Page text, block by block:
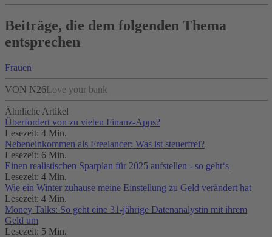
Beiträge, die dem folgenden Thema
entsprechen
Frauen
VON N26Love your bank
Ähnliche Artikel
Überfordert von zu vielen Finanz-Apps?
Lesezeit: 4 Min.
Nebeneinkommen als Freelancer: Was ist steuerfrei?
Lesezeit: 6 Min.
Einen realistischen Sparplan für 2025 aufstellen - so geht‘s
Lesezeit: 4 Min.
Wie ein Winter zuhause meine Einstellung zu Geld verändert hat
Lesezeit: 4 Min.
Money Talks: So geht eine 31-jährige Datenanalystin mit ihrem
Geld um
Lesezeit: 5 Min.